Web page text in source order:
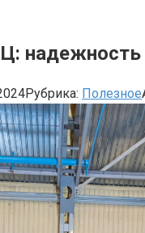
надежность
Рубрика: Полезное